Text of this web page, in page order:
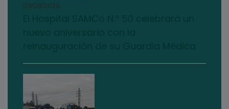
03/08/2026